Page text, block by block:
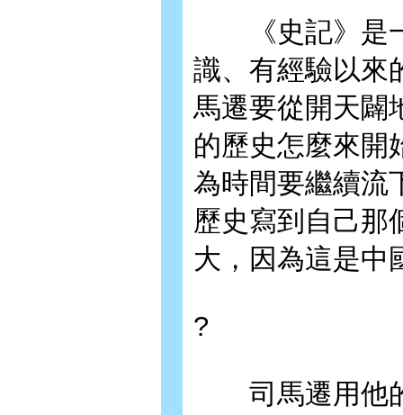
《史記》是一
識、有經驗以來
馬遷要從開天闢
的歷史怎麼來開
為時間要繼續流
歷史寫到自己那
大，因為這是中
?
司馬遷用他的